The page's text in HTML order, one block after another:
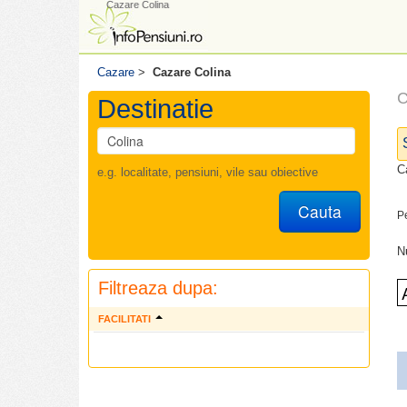
Cazare Colina
Cazare > Cazare Colina
Destinatie
e.g. localitate, pensiuni, vile sau obiective
Cauta
Filtreaza dupa:
FACILITATI